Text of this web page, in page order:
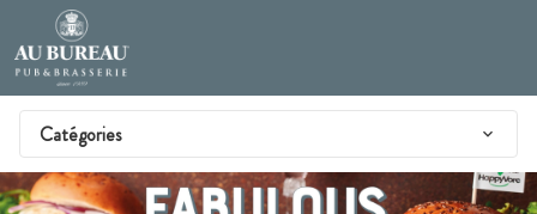
Catégories